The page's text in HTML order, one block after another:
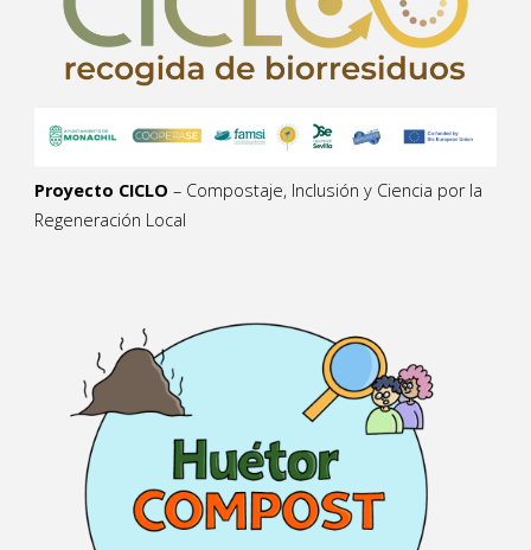
Proyecto CICLO – Compostaje, Inclusión y Ciencia por la
Regeneración Local